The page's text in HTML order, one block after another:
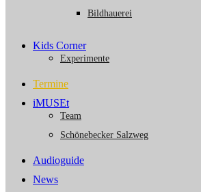
Bildhauerei
Kids Corner
Experimente
Termine
iMUSEt
Team
Schönebecker Salzweg
Audioguide
News